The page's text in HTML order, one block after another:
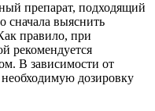
препарат, подходящий
сначала выяснить
правило, при
рекомендуется
В зависимости от
дозировку